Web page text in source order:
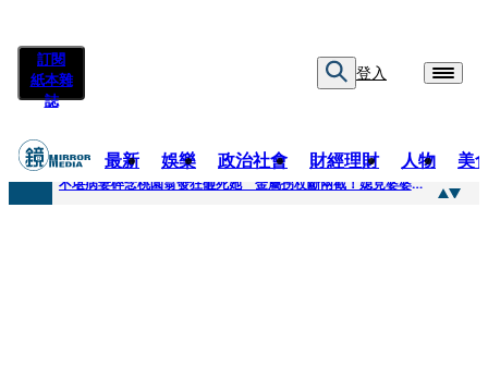
訂閱
紙本雜
誌
登入
最新 娛樂 政治社會 財經理財 人物 美
快訊
不堪病妻碎念桃園翁發狂砸死她 金屬拐杖斷兩截！媳見婆婆屍右臉全爛